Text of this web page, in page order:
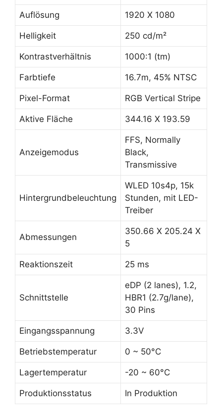
Auflösung 1920 X 1080
Helligkeit 250 cd/m²
Kontrastverhältnis 1000:1 (tm)
Farbtiefe 16.7m, 45% NTSC
Pixel-Format RGB Vertical Stripe
Aktive Fläche 344.16 X 193.59
Anzeigemodus
FFS, Normally
Black,
Transmissive
Hintergrundbeleuchtung
WLED 10s4p, 15k
Stunden, mit LED-
Treiber
Abmessungen
350.66 X 205.24 X
5
Reaktionszeit 25 ms
Schnittstelle
eDP (2 lanes), 1.2,
HBR1 (2.7g/lane),
30 Pins
Eingangsspannung 3.3V
Betriebstemperatur 0 ~ 50°C
Lagertemperatur -20 ~ 60°C
Produktionsstatus In Produktion